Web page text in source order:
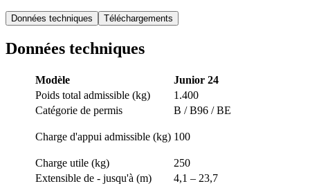
Données techniques Téléchargements
Données techniques
Modèle
Junior 24
Poids total admissible (kg)
1.400
Catégorie de permis
B / B96 / BE
Charge d'appui admissible (kg) 100
Charge utile (kg)
250
Extensible de - jusqu'à (m)
4,1 – 23,7